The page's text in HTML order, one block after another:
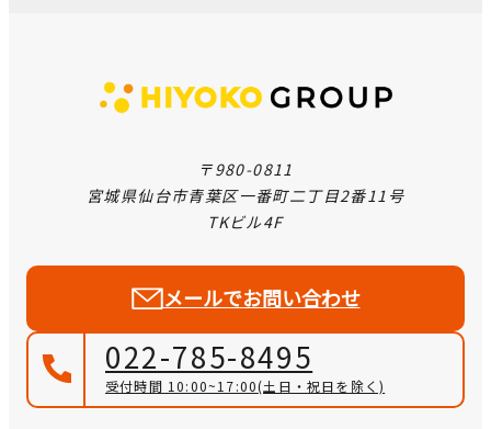
〒980-0811
宮城県仙台市青葉区一番町二丁目2番11号
TKビル4F
メールでお問い合わせ
022-785-8495
受付時間 10:00~17:00(土日・祝日を除く)